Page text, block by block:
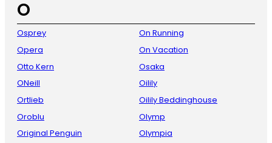
O
Osprey
Opera
Otto Kern
ONeill
Ortlieb
Oroblu
Original Penguin
On Running
On Vacation
Osaka
Oilily
Oilily Beddinghouse
Olymp
Olympia